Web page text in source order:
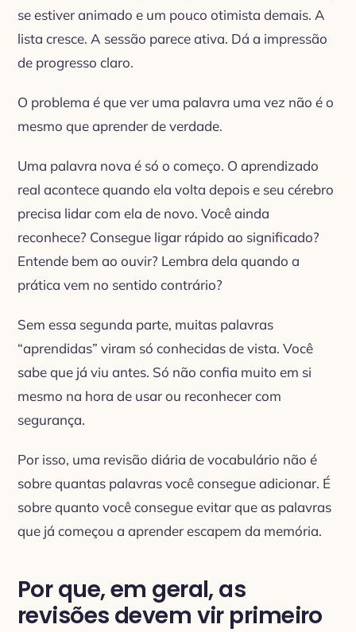
se estiver animado e um pouco otimista demais. A
lista cresce. A sessão parece ativa. Dá a impressão
de progresso claro.
O problema é que ver uma palavra uma vez não é o
mesmo que aprender de verdade.
Uma palavra nova é só o começo. O aprendizado
real acontece quando ela volta depois e seu cérebro
precisa lidar com ela de novo. Você ainda
reconhece? Consegue ligar rápido ao significado?
Entende bem ao ouvir? Lembra dela quando a
prática vem no sentido contrário?
Sem essa segunda parte, muitas palavras
“aprendidas” viram só conhecidas de vista. Você
sabe que já viu antes. Só não confia muito em si
mesmo na hora de usar ou reconhecer com
segurança.
Por isso, uma revisão diária de vocabulário não é
sobre quantas palavras você consegue adicionar. É
sobre quanto você consegue evitar que as palavras
que já começou a aprender escapem da memória.
Por que, em geral, as
revisões devem vir primeiro